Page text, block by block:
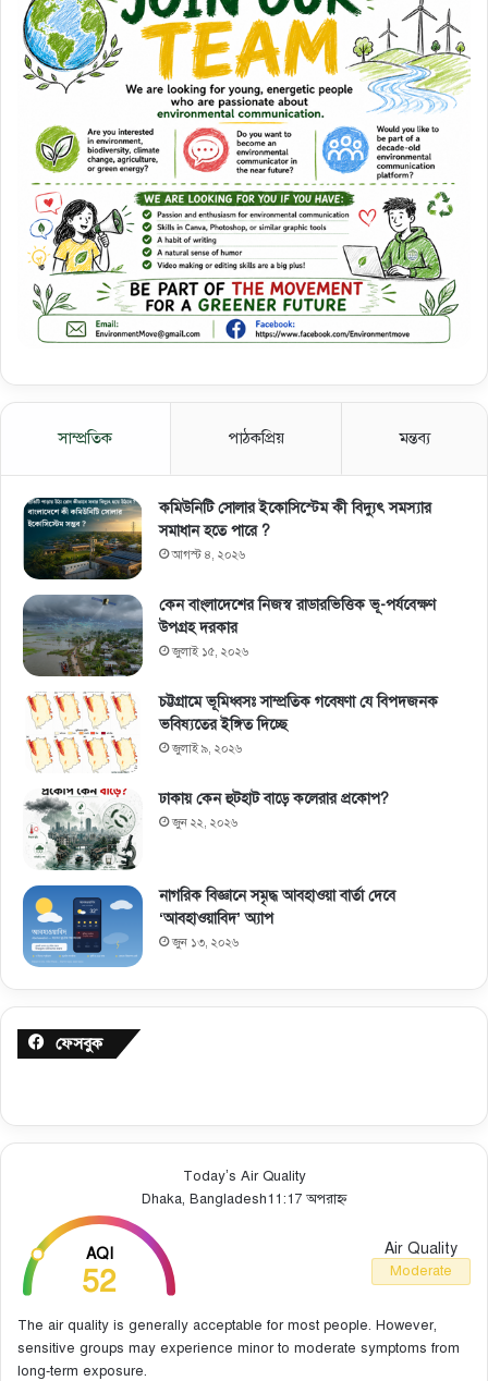
সাম্প্রতিক পাঠকপ্রিয় মন্তব্য
কমিউনিটি সোলার ইকোসিস্টেম কী বিদ্যুৎ সমস্যার
সমাধান হতে পারে ?
আগস্ট ৪, ২০২৬
কেন বাংলাদেশের নিজস্ব রাডারভিত্তিক ভূ-পর্যবেক্ষণ
উপগ্রহ দরকার
জুলাই ১৫, ২০২৬
চট্টগ্রামে ভূমিধ্বসঃ সাম্প্রতিক গবেষণা যে বিপদজনক
ভবিষ্যতের ইঙ্গিত দিচ্ছে
জুলাই ৯, ২০২৬
ঢাকায় কেন হুটহাট বাড়ে কলেরার প্রকোপ?
জুন ২২, ২০২৬
নাগরিক বিজ্ঞানে সমৃদ্ধ আবহাওয়া বার্তা দেবে
‘আবহাওয়াবিদ’ অ্যাপ
জুন ১৩, ২০২৬
ফেসবুক
Today’s Air Quality
Dhaka, Bangladesh11:17 অপরাহ্ন
AQI
52
Air Quality
Moderate
The air quality is generally acceptable for most people. However,
sensitive groups may experience minor to moderate symptoms from
long-term exposure.